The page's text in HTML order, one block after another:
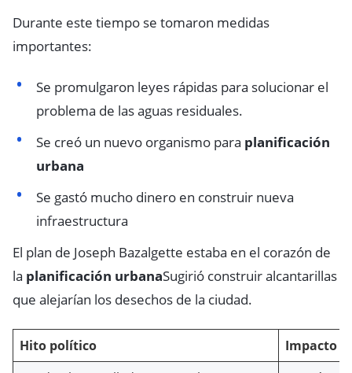
Durante este tiempo se tomaron medidas
importantes:
Se promulgaron leyes rápidas para solucionar el
problema de las aguas residuales.
Se creó un nuevo organismo para planificación
urbana
Se gastó mucho dinero en construir nueva
infraestructura
El plan de Joseph Bazalgette estaba en el corazón de
la planificación urbanaSugirió construir alcantarillas
que alejarían los desechos de la ciudad.
Hito político
Impacto